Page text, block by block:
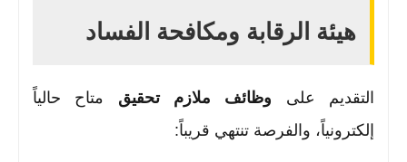
هيئة الرقابة ومكافحة الفساد
التقديم على وظائف ملازم تحقيق متاح حالياً
إلكترونياً، والفرصة تنتهي قريباً: